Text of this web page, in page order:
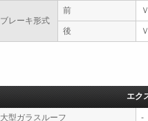
ブレーキ形式
前
後
エク
大型ガラスルーフ -